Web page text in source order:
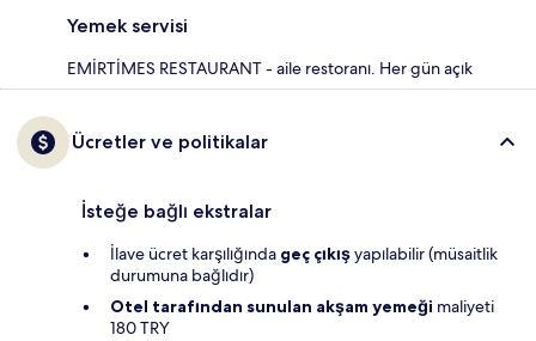
Yemek servisi
EMİRTİMES RESTAURANT - aile restoranı. Her gün açık
Ücretler ve politikalar
İsteğe bağlı ekstralar
İlave ücret karşılığında geç çıkışyapılabilir (müsaitlik
durumuna bağlıdır)
Otel tarafından sunulan akşam yemeği maliyeti
180 TRY